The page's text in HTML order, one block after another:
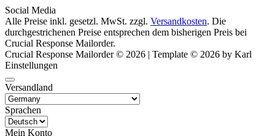
Social Media
Alle Preise inkl. gesetzl. MwSt. zzgl. Versandkosten. Die
durchgestrichenen Preise entsprechen dem bisherigen Preis bei
Crucial Response Mailorder.
Crucial Response Mailorder © 2026 | Template © 2026 by Karl
Einstellungen
Versandland
Sprachen
Mein Konto